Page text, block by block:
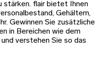
stärken. flair bietet Ihnen
Gehältern,
Gewinnen Sie zusätzliche
in Bereichen wie dem
verstehen Sie so das